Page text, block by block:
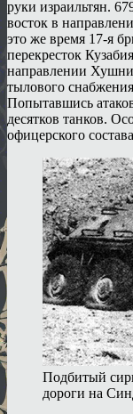
руки израильтян.
восток в
это же время 17-я
перекресток
направлении
тылового
Попытавшись
десятков танков.
офицерского
Подбитый
дороги на